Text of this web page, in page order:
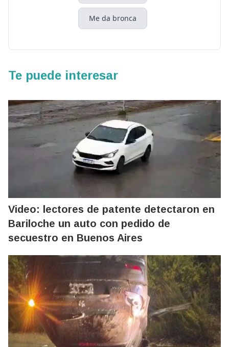
Me da bronca
Te puede interesar
Video: lectores de patente detectaron en
Bariloche un auto con pedido de
secuestro en Buenos Aires